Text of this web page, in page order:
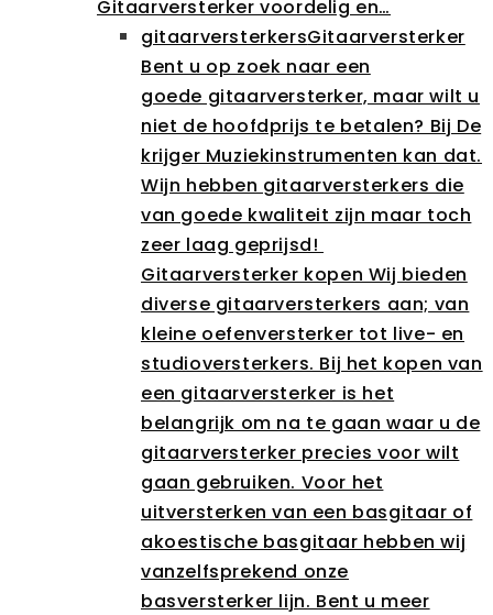
Gitaarversterker voordelig en…
gitaarversterkersGitaarversterker
Bent u op zoek naar een
goede gitaarversterker, maar wilt u
niet de hoofdprijs te betalen? Bij De
krijger Muziekinstrumenten kan dat.
Wijn hebben gitaarversterkers die
van goede kwaliteit zijn maar toch
zeer laag geprijsd!
Gitaarversterker kopen Wij bieden
diverse gitaarversterkers aan; van
kleine oefenversterker tot live- en
studioversterkers. Bij het kopen van
een gitaarversterker is het
belangrijk om na te gaan waar u de
gitaarversterker precies voor wilt
gaan gebruiken. Voor het
uitversterken van een basgitaar of
akoestische basgitaar hebben wij
vanzelfsprekend onze
basversterker lijn. Bent u meer